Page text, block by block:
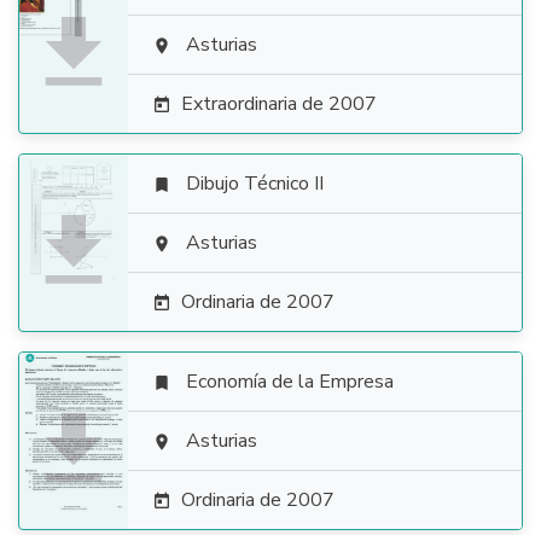
  Asturias
 Extraordinaria de 2007

 Dibujo Técnico II
 Asturias
 Ordinaria de 2007

 Economía de la Empresa
 Asturias
 Ordinaria de 2007